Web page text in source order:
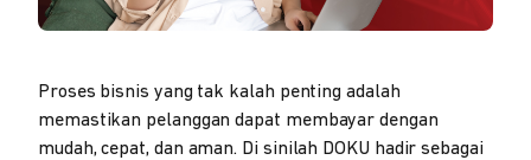
Proses bisnis yang tak kalah penting adalah
memastikan pelanggan dapat membayar dengan
mudah, cepat, dan aman. Di sinilah DOKU hadir sebagai